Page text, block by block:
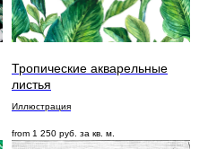
Тропические акварельные
листья
Иллюстрация
from 1 250 руб. за кв. м.